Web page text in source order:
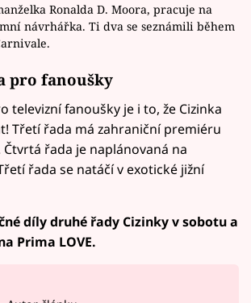
Ronalda D. Moora, pracuje na
návrhářka. Ti dva se seznámili během
pro fanoušky
televizní fanoušky je i to, že Cizinka
Třetí řada má zahraniční premiéru
Čtvrtá řada je naplánovaná na
řada se natáčí v exotické jižní
díly druhé řady Cizinky v sobotu a
Prima LOVE.